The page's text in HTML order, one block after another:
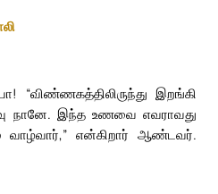
“விண்ணகத்திலிருந்து இறங்கி
நானே. இந்த உணவை எவராவது
என்கிறார் ஆண்டவர்.